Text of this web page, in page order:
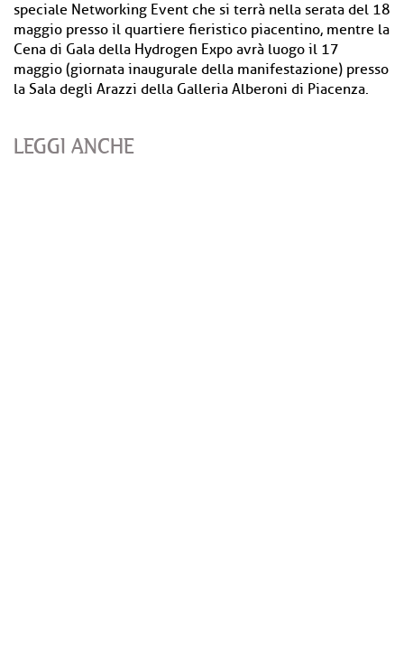
speciale Networking Event che si terrà nella serata del 18
maggio presso il quartiere fieristico piacentino, mentre la
Cena di Gala della Hydrogen Expo avrà luogo il 17
maggio (giornata inaugurale della manifestazione) presso
la Sala degli Arazzi della Galleria Alberoni di Piacenza.
LEGGI ANCHE